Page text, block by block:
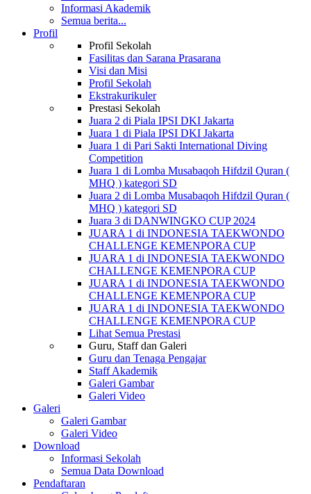
Informasi Akademik
Semua berita...
Profil
Profil Sekolah
Fasilitas dan Sarana Prasarana
Visi dan Misi
Profil Sekolah
Ekstrakurikuler
Prestasi Sekolah
Juara 2 di Piala IPSI DKI Jakarta
Juara 1 di Piala IPSI DKI Jakarta
Juara 1 di Pari Sakti International Diving
Competition
Juara 1 di Lomba Musabaqoh Hifdzil Quran (
MHQ ) kategori SD
Juara 2 di Lomba Musabaqoh Hifdzil Quran (
MHQ ) kategori SD
Juara 3 di DANWINGKO CUP 2024
JUARA 1 di INDONESIA TAEKWONDO
CHALLENGE KEMENPORA CUP
JUARA 1 di INDONESIA TAEKWONDO
CHALLENGE KEMENPORA CUP
JUARA 1 di INDONESIA TAEKWONDO
CHALLENGE KEMENPORA CUP
JUARA 1 di INDONESIA TAEKWONDO
CHALLENGE KEMENPORA CUP
Lihat Semua Prestasi
Guru, Staff dan Galeri
Guru dan Tenaga Pengajar
Staff Akademik
Galeri Gambar
Galeri Video
Galeri
Galeri Gambar
Galeri Video
Download
Informasi Sekolah
Semua Data Download
Pendaftaran